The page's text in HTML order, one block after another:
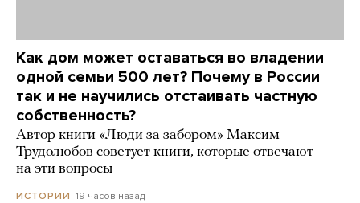
Как дом может оставаться во владении
одной семьи 500 лет? Почему в России
так и не научились отстаивать частную
собственность?
Автор книги «Люди за забором» Максим
Трудолюбов советует книги, которые отвечают
на эти вопросы
ИСТОРИИ 19 часов назад